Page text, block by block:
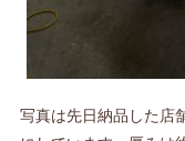
写真は先日納品した店